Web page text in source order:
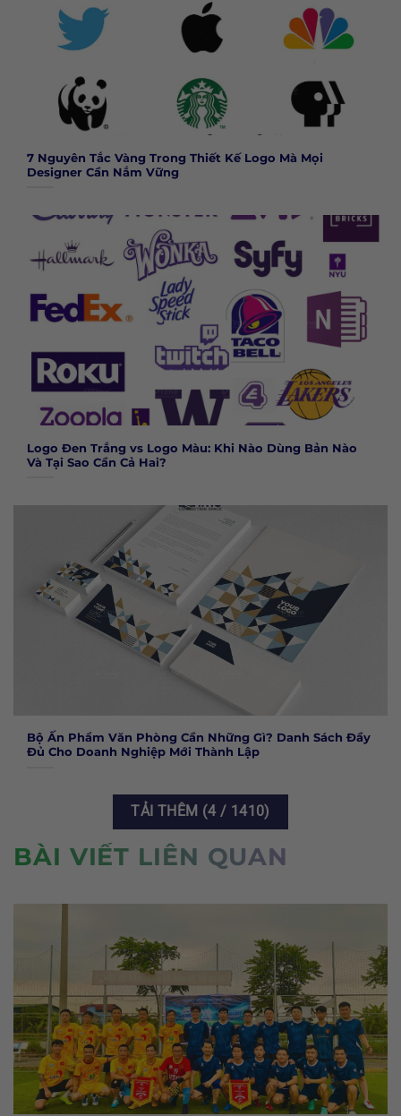
7 Nguyên Tắc Vàng Trong Thiết Kế Logo Mà Mọi
Designer Cần Nắm Vững
Logo Đen Trắng vs Logo Màu: Khi Nào Dùng Bản Nào
Và Tại Sao Cần Cả Hai?
Bộ Ấn Phẩm Văn Phòng Cần Những Gì? Danh Sách Đầy
Đủ Cho Doanh Nghiệp Mới Thành Lập
TẢI THÊM (4/ 1410)
BÀI VIẾT LIÊN QUAN